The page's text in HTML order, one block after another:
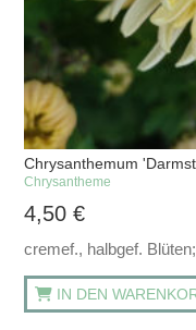
Chrysanthemum
Chrysantheme
4,50€
cremef., halbgef.
IN DEN